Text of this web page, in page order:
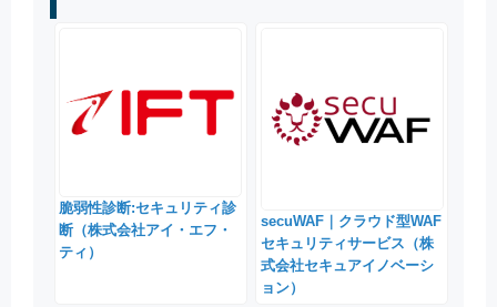
脆弱性診断:セキュリティ診
断（株式会社アイ・エフ・
ティ）
secuWAF｜クラウド型WAF
セキュリティサービス（株
式会社セキュアイノベーシ
ョン）